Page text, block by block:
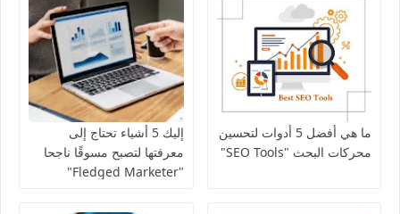
ما هي أفضل 5 أدوات لتحسين
محركات البحث "SEO Tools"
إليك 5 أشياء تحتاج إلى
معرفتها لتصبح مسوقًا ناجحا
"Fledged Marketer"